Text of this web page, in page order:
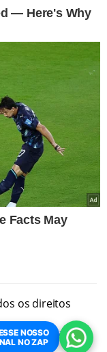
os direitos
Conheça
NOSSO
NO ZAP